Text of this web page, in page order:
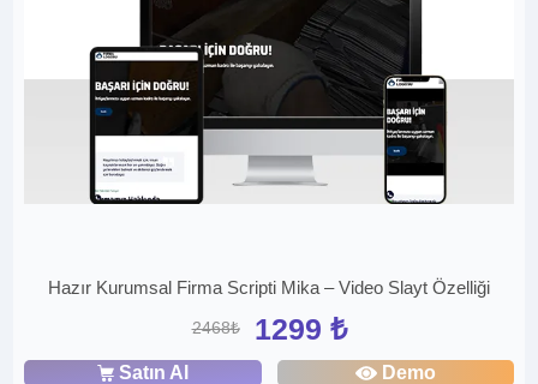
Hazır Kurumsal Firma Scripti Mika – Video Slayt Özelliği
2468₺ 1299 ₺
Satın Al Demo